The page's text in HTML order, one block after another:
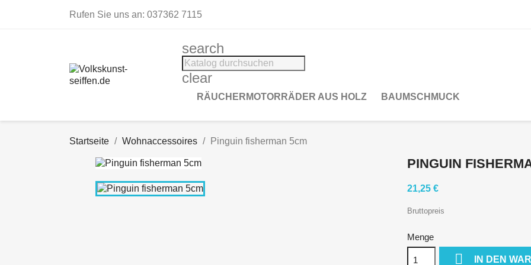
Rufen Sie uns an: 037362 7115
search
clear
RÄUCHERMOTORRÄDER AUS HOLZ BAUMSCHMUCK
Startseite Wohnaccessoires Pinguin fisherman 5cm
PINGUIN
21,25 €
Bruttopreis
Menge
 IN DEN